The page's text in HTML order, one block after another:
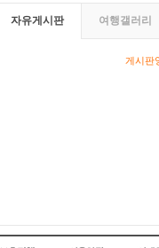
자유게시판 여행갤러리
게시판